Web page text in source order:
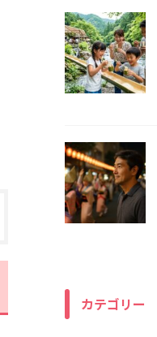
カテゴリー